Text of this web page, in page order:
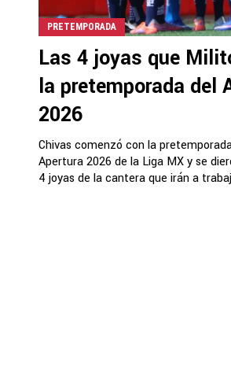
PRETEMPORADA
Las 4 joyas que
la pretemporada del
2026
Chivas comenzó con la
Apertura 2026 de la Liga MX y se
4 joyas de la cantera que irán a